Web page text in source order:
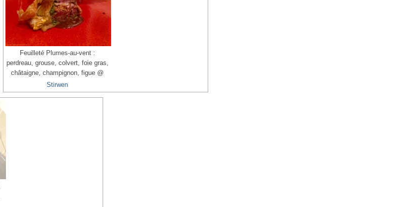
Feuilleté Plumes-au-vent :
perdreau, grouse, colvert, foie gras,
châtaigne, champignon, figue @
Stirwen